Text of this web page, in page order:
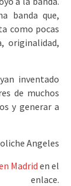
banda que,
como pocas
originalidad,
inventado
de muchos
y generar a
Angeles
Madriden el
enlace.